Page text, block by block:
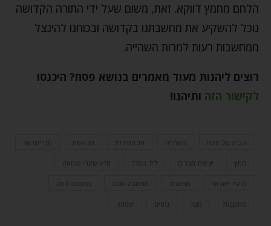
הלחם מחמץ דווקא. זאת, משום שעל ידי התורה הקדושה
נוכל להשקיע את מחשבתנו בקדושה ובכוחנו להינצל
ממחשבות רעות למרות השהייה.
רוצים ליהנות מעוד מאמרים בנושא פסח? היכנסו
לקישור הזה ותיהנו!
הגדה של פסח השהייה חג החירות חג פסח חגי ישראל
חמץ יציאת מצרים ליל הסדר מ"ט שערי טומאה
מועדי ישראל מחשבה מחשבה טובה מחשבה רעה
מחשבות מצה ניסים שמחה